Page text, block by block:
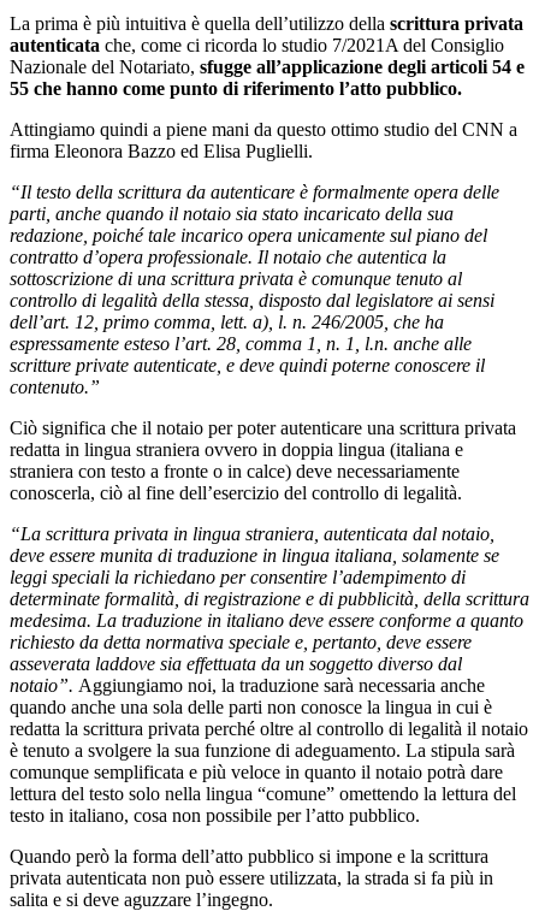
La prima è più intuitiva è quella dell’utilizzo della scrittura privata
autenticata che, come ci ricorda lo studio 7/2021A del Consiglio
Nazionale del Notariato, sfugge all’applicazione degli articoli 54 e
55 che hanno come punto di riferimento l’atto pubblico.
Attingiamo quindi a piene mani da questo ottimo studio del CNN a
firma Eleonora Bazzo ed Elisa Puglielli.
“Il testo della scrittura da autenticare è formalmente opera delle
parti, anche quando il notaio sia stato incaricato della sua
redazione, poiché tale incarico opera unicamente sul piano del
contratto d’opera professionale. Il notaio che autentica la
sottoscrizione di una scrittura privata è comunque tenuto al
controllo di legalità della stessa, disposto dal legislatore ai sensi
dell’art. 12, primo comma, lett. a), l. n. 246/2005, che ha
espressamente esteso l’art. 28, comma 1, n. 1, l.n. anche alle
scritture private autenticate, e deve quindi poterne conoscere il
contenuto.”
Ciò significa che il notaio per poter autenticare una scrittura privata
redatta in lingua straniera ovvero in doppia lingua (italiana e
straniera con testo a fronte o in calce) deve necessariamente
conoscerla, ciò al fine dell’esercizio del controllo di legalità.
“La scrittura privata in lingua straniera, autenticata dal notaio,
deve essere munita di traduzione in lingua italiana, solamente se
leggi speciali la richiedano per consentire l’adempimento di
determinate formalità, di registrazione e di pubblicità, della scrittura
medesima. La traduzione in italiano deve essere conforme a quanto
richiesto da detta normativa speciale e, pertanto, deve essere
asseverata laddove sia effettuata da un soggetto diverso dal
notaio”. Aggiungiamo noi, la traduzione sarà necessaria anche
quando anche una sola delle parti non conosce la lingua in cui è
redatta la scrittura privata perché oltre al controllo di legalità il notaio
è tenuto a svolgere la sua funzione di adeguamento. La stipula sarà
comunque semplificata e più veloce in quanto il notaio potrà dare
lettura del testo solo nella lingua “comune” omettendo la lettura del
testo in italiano, cosa non possibile per l’atto pubblico.
Quando però la forma dell’atto pubblico si impone e la scrittura
privata autenticata non può essere utilizzata, la strada si fa più in
salita e si deve aguzzare l’ingegno.